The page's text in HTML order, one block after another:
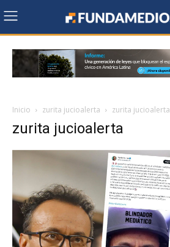
Inicio zurita jucioalerta zurita jucioalerta
zurita jucioalerta